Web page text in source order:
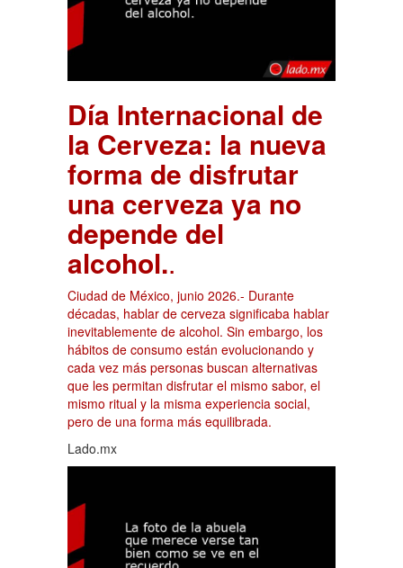
Día Internacional de
la Cerveza: la nueva
forma de disfrutar
una cerveza ya no
depende del
alcohol..
Ciudad de México, junio 2026.- Durante
décadas, hablar de cerveza significaba hablar
inevitablemente de alcohol. Sin embargo, los
hábitos de consumo están evolucionando y
cada vez más personas buscan alternativas
que les permitan disfrutar el mismo sabor, el
mismo ritual y la misma experiencia social,
pero de una forma más equilibrada.
Lado.mx